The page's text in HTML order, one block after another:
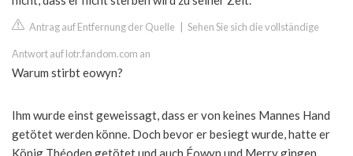
Antrag auf Entfernung der Quelle Sehen Sie sich die vollständige
Antwort auf lotr.fandom.com an
Warum stirbt eowyn?
Ihm wurde einst geweissagt, dass er von keines Mannes Hand
getötet werden könne. Doch bevor er besiegt wurde, hatte er
König Théoden getötet und auch Éowyn und Merry gingen